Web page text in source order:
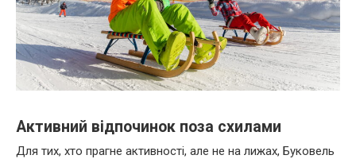
Активний відпочинок поза схилами
Для тих, хто прагне активності, але не на лижах, Буковель